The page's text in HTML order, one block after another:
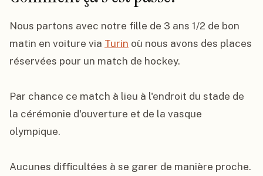
Nous partons avec notre fille de 3 ans 1/2 de bon
matin en voiture via Turin où nous avons des places
réservées pour un match de hockey.
Par chance ce match à lieu à l'endroit du stade de
la cérémonie d'ouverture et de la vasque
olympique.
Aucunes difficultées à se garer de manière proche.